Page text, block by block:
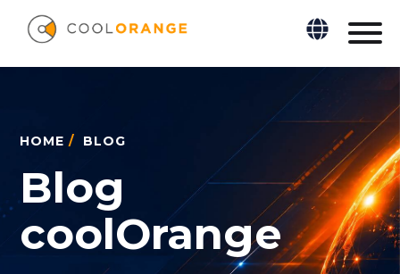
HOME / BLOG
Blog
coolOrange